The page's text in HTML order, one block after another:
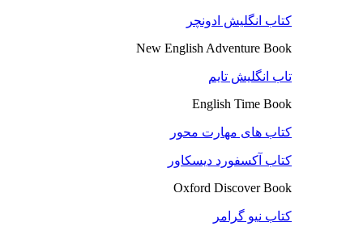
کتاب انگلیش ادونچر
New English Adventure Book
تاب انگلیش تایم
English Time Book
کتاب های مهارت محور
کتاب آکسفورد دیسکاور
Oxford Discover Book
کتاب نیو گرامر